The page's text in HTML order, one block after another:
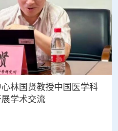
林国贤教授中国医学科
学术交流